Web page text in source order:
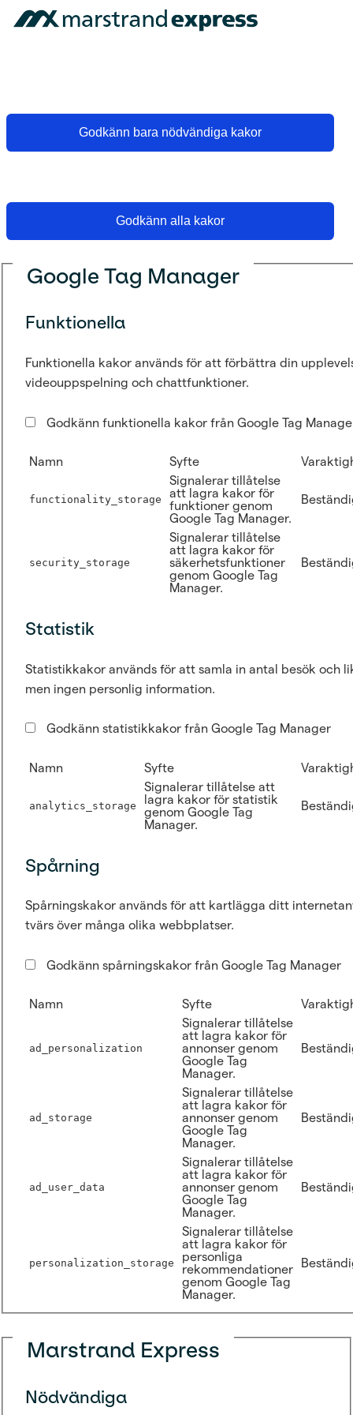
Godkänn bara nödvändiga kakor
Godkänn alla kakor
Google Tag Manager
Funktionella
Funktionella kakor används för att förbättra din
videouppspelning och chattfunktioner.
Godkänn funktionella kakor från Google Tag
Namn Syfte
functionality_storage
Signalerar tillåtelse
att lagra kakor för
funktioner genom
Google Tag Manager.
security_storage
Signalerar tillåtelse
att lagra kakor för
säkerhetsfunktioner
genom Google Tag
Manager.
Statistik
Statistikkakor används för att samla in antal besök och
men ingen personlig information.
Godkänn statistikkakor från Google Tag Manager
Namn Syfte
analytics_storage
Signalerar tillåtelse att
lagra kakor för statistik
genom Google Tag
Manager.
Spårning
Spårningskakor används för att kartlägga ditt
tvärs över många olika webbplatser.
Godkänn spårningskakor från Google Tag Manager
Namn Syfte
ad_personalization
Signalerar tillåtelse
att lagra kakor för
annonser genom
Google Tag
Manager.
ad_storage
Signalerar tillåtelse
att lagra kakor för
annonser genom
Google Tag
Manager.
ad_user_data
Signalerar tillåtelse
att lagra kakor för
annonser genom
Google Tag
Manager.
personalization_storage
Signalerar tillåtelse
att lagra kakor för
personliga
rekommendationer
genom Google Tag
Manager.
Marstrand Express
Nödvändiga